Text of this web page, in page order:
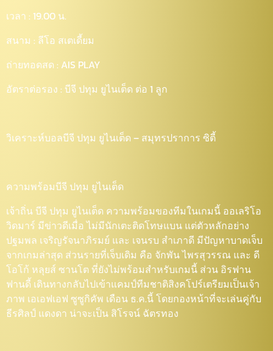
เวลา : 19.00 น.
สนาม : ลีโอ สเตเดี้ยม
ถ่ายทอดสด : AIS PLAY
อัตราต่อรอง : บีจี ปทุม ยูไนเต็ด ต่อ 1 ลูก
วิเคราะห์บอลบีจี ปทุม ยูไนเต็ด – สมุทรปราการ ซิตี้
ความพร้อมบีจี ปทุม ยูไนเต็ด
เจ้าถิ่น บีจี ปทุม ยูไนเต็ด ความพร้อมของทีมในเกมนี้ ออเลริโอ
วิดมาร์ มีข่าวดีเมื่อ ไม่มีนักเตะติดโทษแบน แต่ตัวหลักอย่าง
ปฐมพล เจริญรัจนาภิรมย์ และ เจนรบ สำเภาดี มีปัญหาบาดเจ็บ
จากเกมล่าสุด ส่วนรายที่เจ็บเดิม คือ จักพัน ไพรสุวรรณ และ ดี
โอโก้ หลุยส์ ซานโต ที่ยังไม่พร้อมสำหรับเกมนี้ ส่วน อิรฟาน
ฟานดี้ เดินทางกลับไปเข้าแคมป์ทีมชาติสิงคโปร์เตรียมเป็นเจ้า
ภาพ เอเอฟเอฟ ซูซูกิคัพ เดือน ธ.ค.นี้ โดยกองหน้าที่จะเล่นคู่กับ
ธีรศิลป์ แดงดา น่าจะเป็น สิโรจน์ ฉัตรทอง